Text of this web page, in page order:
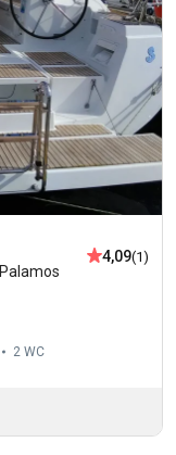
Palamos
4,09(1)
2 WC